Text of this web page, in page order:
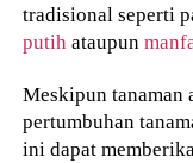
tradisional seperti
putih ataupun
Meskipun tanaman
pertumbuhan
ini dapat